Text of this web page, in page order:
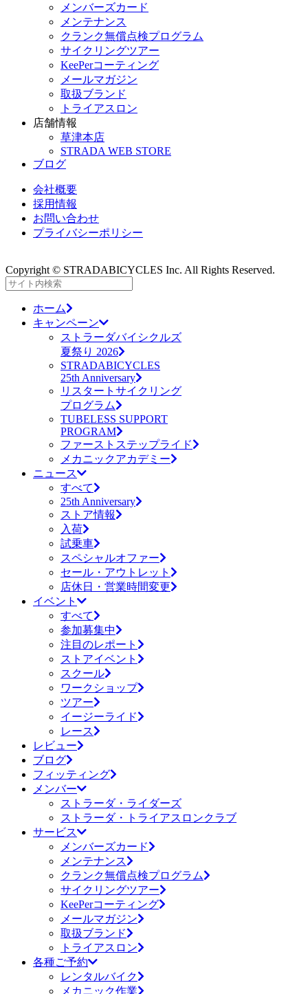
メンバーズカード
メンテナンス
クランク無償点検プログラム
サイクリングツアー
KeePerコーティング
メールマガジン
取扱ブランド
トライアスロン
店舗情報
草津本店
STRADA WEB STORE
ブログ
会社概要
採用情報
お問い合わせ
プライバシーポリシー
Copyright © STRADABICYCLES Inc. All Rights Reserved.
ホーム
キャンペーン
ストラーダバイシクルズ
夏祭り 2026
STRADABICYCLES
25th Anniversary
リスタートサイクリング
プログラム
TUBELESS SUPPORT
PROGRAM
ファーストステップライド
メカニックアカデミー
ニュース
すべて
25th Anniversary
ストア情報
入荷
試乗車
スペシャルオファー
セール・アウトレット
店休日・営業時間変更
イベント
すべて
参加募集中
注目のレポート
ストアイベント
スクール
ワークショップ
ツアー
イージーライド
レース
レビュー
ブログ
フィッティング
メンバー
ストラーダ・ライダーズ
ストラーダ・トライアスロンクラブ
サービス
メンバーズカード
メンテナンス
クランク無償点検プログラム
サイクリングツアー
KeePerコーティング
メールマガジン
取扱ブランド
トライアスロン
各種ご予約
レンタルバイク
メカニック作業